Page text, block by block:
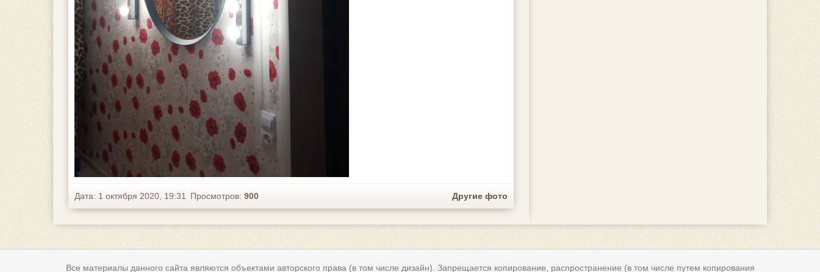
Дата: 1 октября 2020, 19:31 Просмотров: 900 Другие фото
Все материалы данного сайта являются объектами авторского права (в том числе дизайн). Запрещается копирование, распространение (в том числе путем копирования